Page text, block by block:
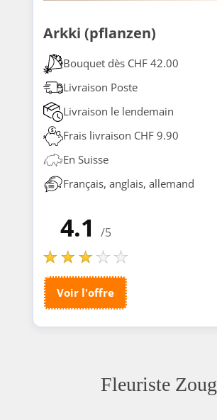
Arkki (pflanzen)
Bouquet dès CHF 42.00
Livraison Poste
Livraison le lendemain
Frais livraison CHF 9.90
En Suisse
Français, anglais, allemand
4.1 /5
Voir l'offre
Fleuriste Zoug